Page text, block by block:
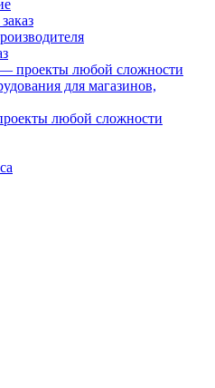
— проекты любой сложности
для магазинов,
любой сложности